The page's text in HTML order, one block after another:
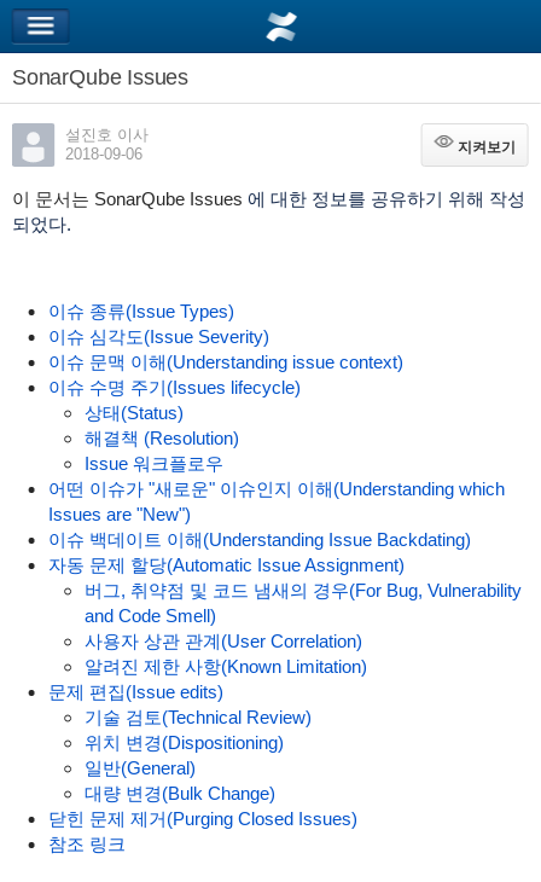
SonarQube Issues
설진호 이사
2018-09-06
지켜보기
지켜보기
이 문서는 SonarQube Issues 에 대한 정보를 공유하기 위해 작성
되었다.
이슈 종류(Issue Types)
이슈 심각도(Issue Severity)
이슈 문맥 이해(Understanding issue context)
이슈 수명 주기(Issues lifecycle)
상태(Status)
해결책 (Resolution)
Issue 워크플로우
어떤 이슈가 "새로운" 이슈인지 이해(Understanding which
Issues are "New")
이슈 백데이트 이해(Understanding Issue Backdating)
자동 문제 할당(Automatic Issue Assignment)
버그, 취약점 및 코드 냄새의 경우(For Bug, Vulnerability
and Code Smell)
사용자 상관 관계(User Correlation)
알려진 제한 사항(Known Limitation)
문제 편집(Issue edits)
기술 검토(Technical Review)
위치 변경(Dispositioning)
일반(General)
대량 변경(Bulk Change)
닫힌 문제 제거(Purging Closed Issues)
참조 링크